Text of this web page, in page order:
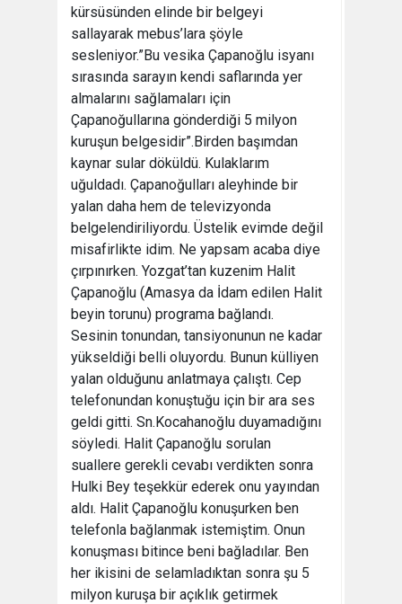
kürsüsünden elinde bir belgeyi
sallayarak mebus’lara şöyle
sesleniyor.”Bu vesika Çapanoğlu isyanı
sırasında sarayın kendi saflarında yer
almalarını sağlamaları için
Çapanoğullarına gönderdiği 5 milyon
kuruşun belgesidir”.Birden başımdan
kaynar sular döküldü. Kulaklarım
uğuldadı. Çapanoğulları aleyhinde bir
yalan daha hem de televizyonda
belgelendiriliyordu. Üstelik evimde değil
misafirlikte idim. Ne yapsam acaba diye
çırpınırken. Yozgat’tan kuzenim Halit
Çapanoğlu (Amasya da İdam edilen Halit
beyin torunu) programa bağlandı.
Sesinin tonundan, tansiyonunun ne kadar
yükseldiği belli oluyordu. Bunun külliyen
yalan olduğunu anlatmaya çalıştı. Cep
telefonundan konuştuğu için bir ara ses
geldi gitti. Sn.Kocahanoğlu duyamadığını
söyledi. Halit Çapanoğlu sorulan
suallere gerekli cevabı verdikten sonra
Hulki Bey teşekkür ederek onu yayından
aldı. Halit Çapanoğlu konuşurken ben
telefonla bağlanmak istemiştim. Onun
konuşması bitince beni bağladılar. Ben
her ikisini de selamladıktan sonra şu 5
milyon kuruşa bir açıklık getirmek